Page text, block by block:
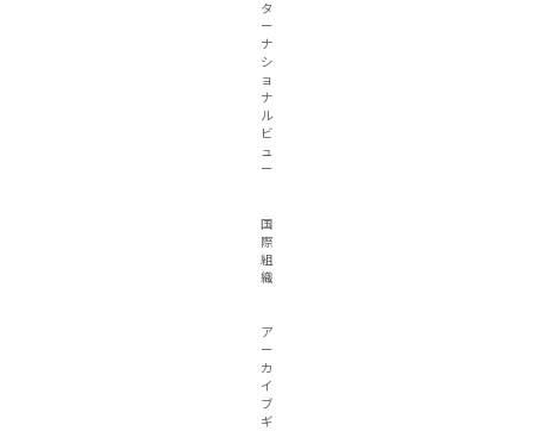
タ
ー
ナ
シ
ョ
ナ
ル
ビ
ュ
ー
国
際
組
織
ア
ー
カ
イ
ブ
ギ